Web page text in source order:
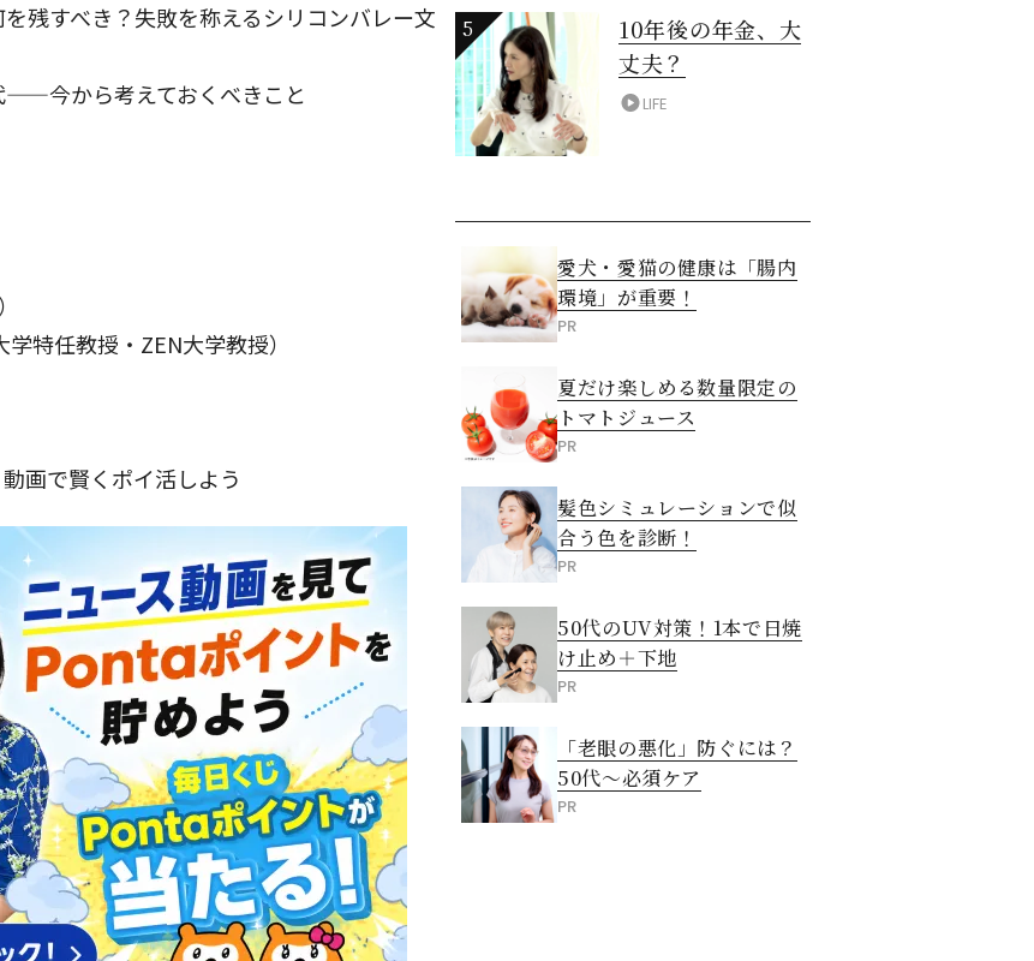
残すべき？失敗を称えるシリコンバレー文
——今から考えておくべきこと
特任教授・ZEN大学教授）
画で賢くポイ活しよう
5
10年後の年金、大
丈夫？
LIFE
愛犬・愛猫の健康は「腸内
環境」が重要！
PR
夏だけ楽しめる数量限定の
トマトジュース
PR
髪色シミュレーションで似
合う色を診断！
PR
50代のUV対策！1本で日焼
け止め＋下地
PR
「老眼の悪化」防ぐには？
50代～必須ケア
PR